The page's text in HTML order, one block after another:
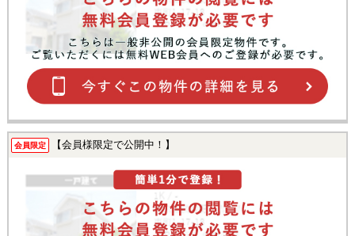
会員限定 【会員様限定で公開中！】